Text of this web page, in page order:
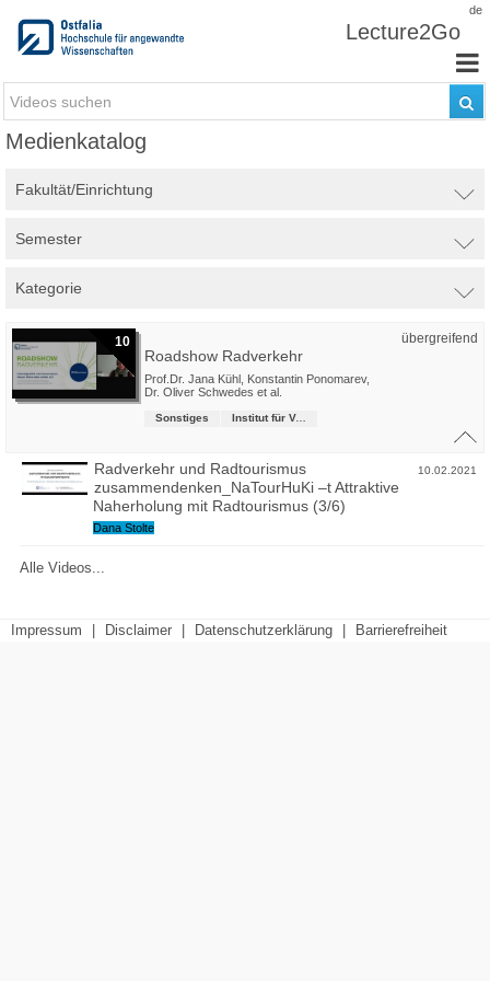
de
Lecture2Go
Medienkatalog
Fakultät/Einrichtung
Semester
Kategorie
10 übergreifend
Roadshow Radverkehr
Prof.Dr. Jana Kühl Konstantin Ponomarev,
Dr. Oliver Schwedes et al.
Sonstiges Institut für Verkehrsmanagement
10.02.2021
Radverkehr und Radtourismus
zusammendenken_NaTourHuKi –t Attraktive
Naherholung mit Radtourismus (3/6)
Dana Stolte
Alle Videos...
Impressum Disclaimer Datenschutzerklärung Barrierefreiheit